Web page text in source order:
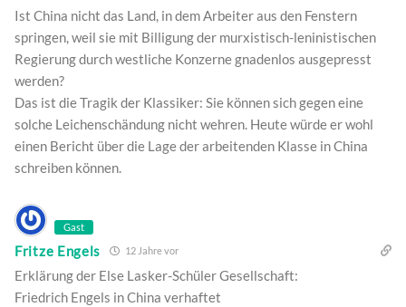
Ist China nicht das Land, in dem Arbeiter aus den Fenstern
springen, weil sie mit Billigung der murxistisch-leninistischen
Regierung durch westliche Konzerne gnadenlos ausgepresst
werden?
Das ist die Tragik der Klassiker: Sie können sich gegen eine
solche Leichenschändung nicht wehren. Heute würde er wohl
einen Bericht über die Lage der arbeitenden Klasse in China
schreiben können.
Gast
Fritze Engels 12 Jahre vor
Erklärung der Else Lasker-Schüler Gesellschaft:
Friedrich Engels in China verhaftet